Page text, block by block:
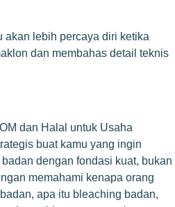
akan lebih percaya diri ketika
dan membahas detail teknis
dan Halal untuk Usaha
buat kamu yang ingin
dengan fondasi kuat, bukan
memahami kenapa orang
apa itu bleaching badan,